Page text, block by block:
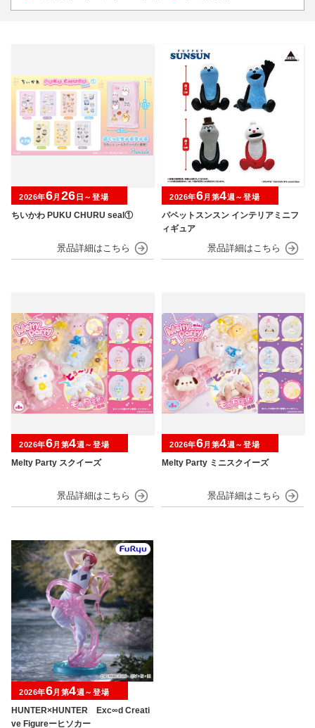
ちいかわ PUKU CHURU seal①
2026年6月 26 日～登場
パペットスンスン インテリアミニフ
ィギュア
2026年6月第4週～登場
Melty Party スクイーズ
2026年6月第4週～登場
Melty Party ミニスクイーズ
2026年6月第4週～登場
HUNTER×HUNTER Exc∞d Creati
ve Figureーヒソカー
2026年6月第4週～登場